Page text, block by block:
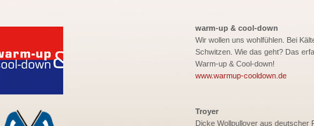
warm-up & cool-down
Wir wollen uns wohlfühlen. Bei
Schwitzen. Wie das geht? Das
Warm-up & Cool-down!
www.warmup-cooldown.de
Troyer
Dicke Wollpullover aus deutscher